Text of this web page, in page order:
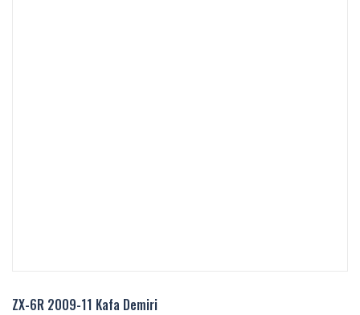
ZX-6R 2009-11 Kafa Demiri